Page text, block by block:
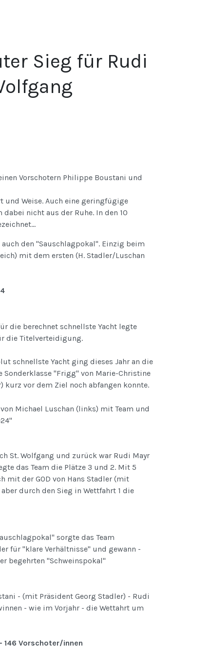
Sieg für Rudi
Vorschotern Philippe Boustani und
und Weise. Auch eine geringfügige
nicht aus der Ruhe. In den 10
den "Sauschlagpokal". Einzig beim
mit dem ersten (H. Stadler/Luschan
die berechnet schnellste Yacht legte
die Titelverteidigung.
schnellste Yacht ging dieses Jahr an die
Sonderklasse "Frigg" von Marie-Christine
kurz vor dem Ziel noch abfangen konnte.
Michael Luschan (links) mit Team und
St. Wolfgang und zurück war Rudi Mayr
das Team die Plätze 3 und 2. Mit 5
mit der GOD von Hans Stadler (mit
durch den Sieg in Wettfahrt 1 die
sorgte das Team
für "klare Verhältnisse" und gewann -
begehrten "Schweinspokal"
- (mit Präsident Georg Stadler) - Rudi
- wie im Vorjahr - die Wettahrt um
146 Vorschoter/innen